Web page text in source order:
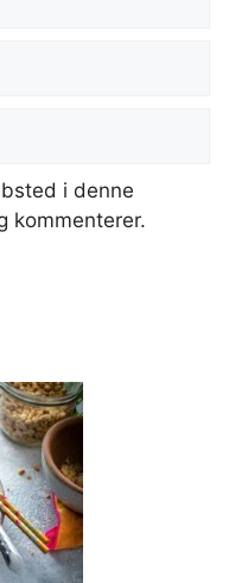
i denne
kommenterer.